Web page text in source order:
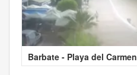
Barbate - Playa del Carmen